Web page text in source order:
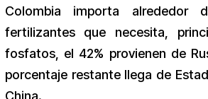
Colombia importa
fertilizantes que necesita,
fosfatos, el 42% provienen de
porcentaje restante llega de